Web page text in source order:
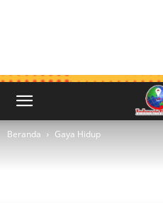
Beranda Gaya Hidup